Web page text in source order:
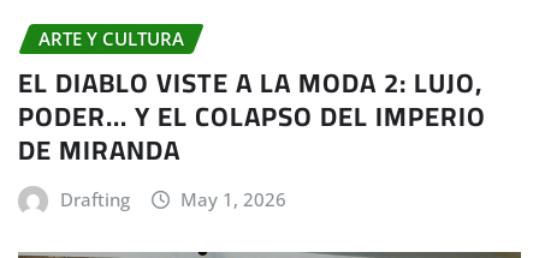
ARTE Y CULTURA
EL DIABLO VISTE A LA MODA 2: LUJO,
PODER… Y EL COLAPSO DEL IMPERIO
DE MIRANDA
Drafting May 1, 2026